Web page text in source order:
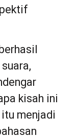
kisah ini
menjadi